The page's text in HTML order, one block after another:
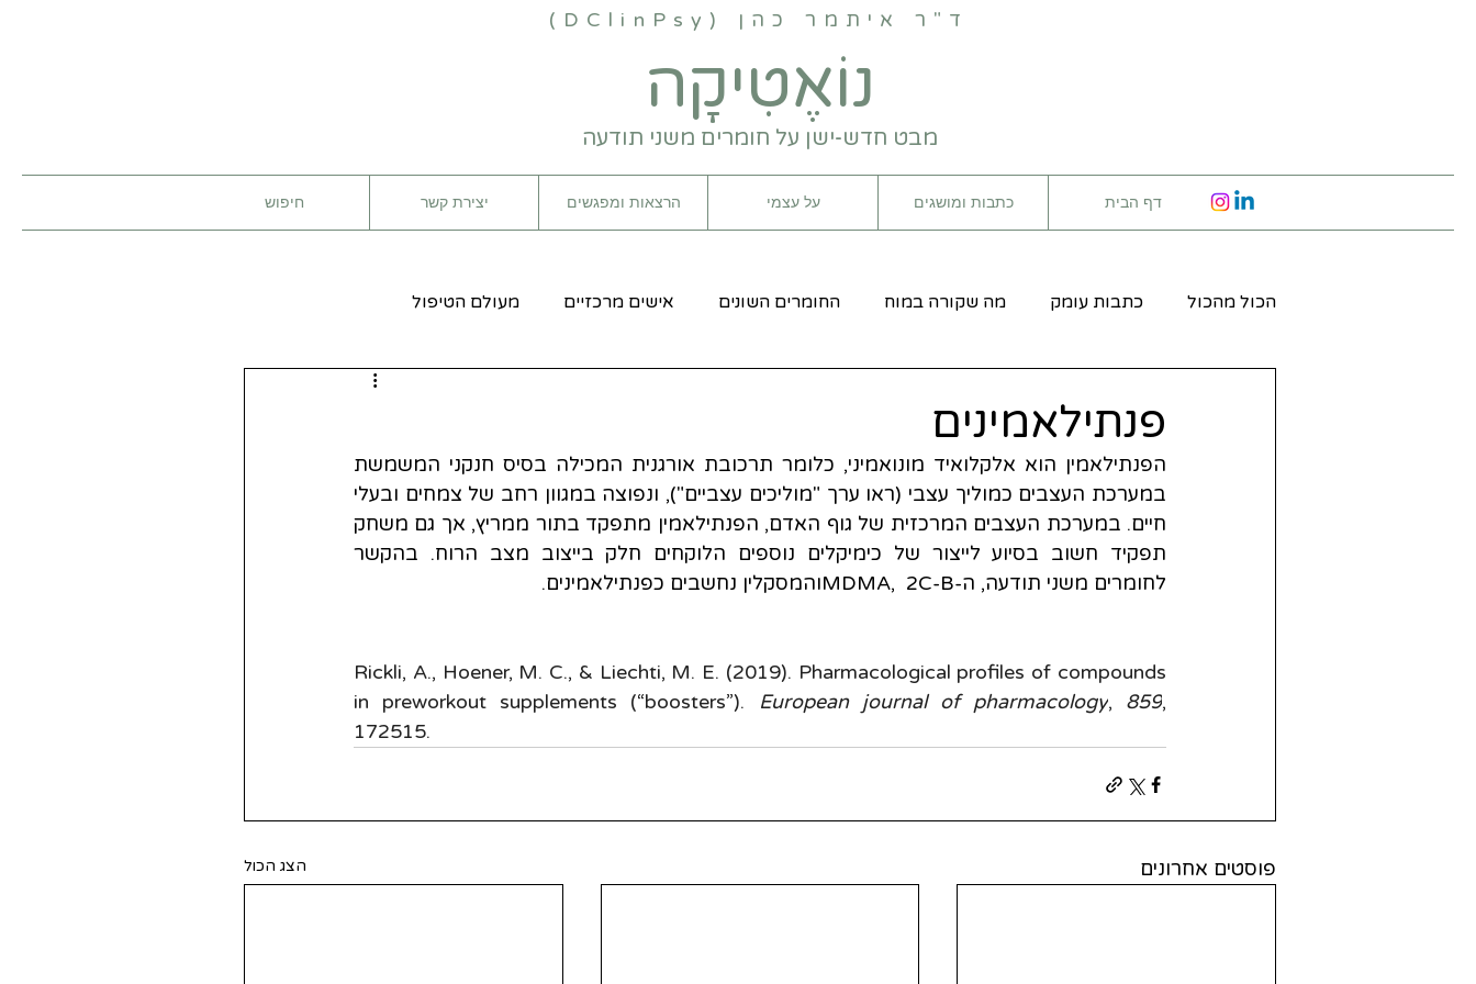
ד"ר איתמר כהן (DClinPsy)
נוֹאֶטִיקָה
מבט חדש-ישן על חומרים משני תודעה
דף הבית כתבות ומושגים על עצמי הרצאות ומפגשים יצירת קשר חיפוש
הכול מהכול כתבות עומק מה שקורה במוח החומרים השונים אישים מרכזיים מעולם הטיפול
פנתילאמינים
הפנתילאמין הוא אלקלואיד מונואמיני
לחומרים משני תודעה, ה-MDMA,  2C-Bוהמסקלין נחשבים כפנתילאמינים.
Rickli, A., Hoener, M. C., & Liechti, M. E. (2019). Pharmacological profiles of compounds
in preworkout supplements (“boosters”).
European journal of pharmacology, 859,
פוסטים אחרונים הצג הכול